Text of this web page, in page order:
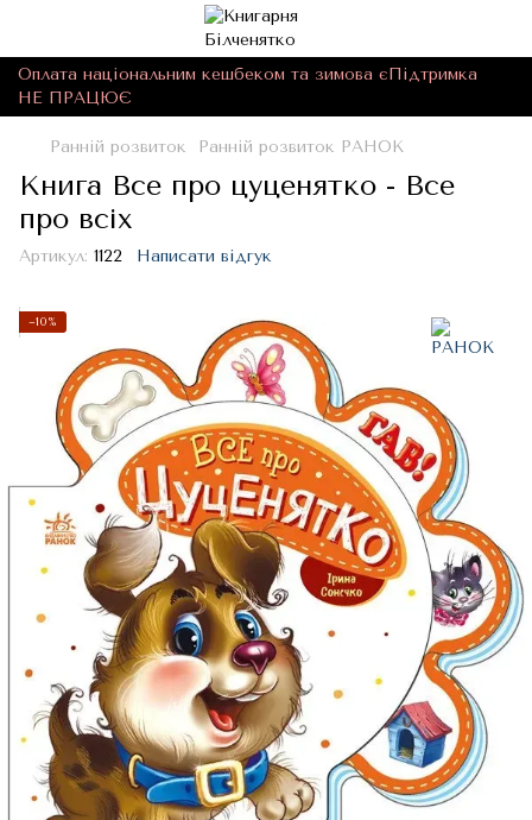
Оплата національним кешбеком та зимова єПідтримка
НЕ ПРАЦЮЄ
Ранній розвиток Ранній розвиток РАНОК
Книга Все про цуценятко - Все
про всіх
Артикул: 1122 Написати відгук
−10%